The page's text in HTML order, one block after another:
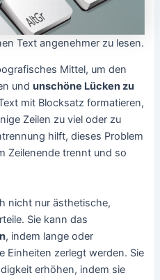
Text angenehmer zu lesen.
Mittel, um den
undunschöne Lücken zu
mit Blocksatz formatieren,
Zeilen zu viel oder zu
hilft, dieses Problem
Zeilenende trennt und so
nicht nur ästhetische,
Sie kann das
, indem lange oder
Einheiten zerlegt werden. Sie
erhöhen, indem sie